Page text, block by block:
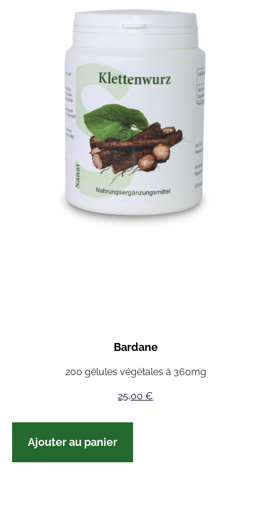
Bardane
200 gélules végétales à 360mg
25,00 €
Ajouter au panier